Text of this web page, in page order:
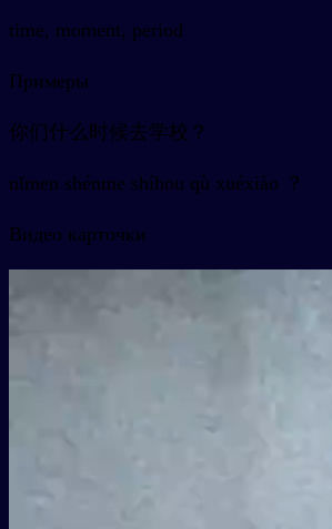
time, moment, period
Примеры
你们什么时候去学校？
nǐmen shénme shíhou qù xuéxiào ？
Видео карточки